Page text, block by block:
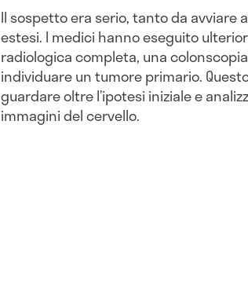
Il sospetto era serio, tanto da avviare
estesi. I medici hanno eseguito
radiologica completa, una colonscopia
individuare un tumore primario.
guardare oltre l’ipotesi iniziale e
immagini del cervello.